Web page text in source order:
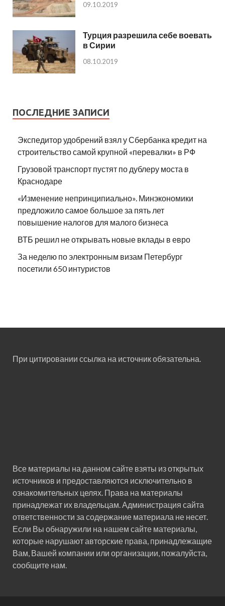
09.10.2019
Турция разрешила себе воевать
в Сирии
08.10.2019
ПОСЛЕДНИЕ ЗАПИСИ
Экспедитор удобрений взял у Сбербанка кредит на
строительство самой крупной «перевалки» в РФ
Грузовой транспорт пустят по дублеру моста в
Краснодаре
«Изменение непринципиально». Минэкономики
предложило самое большое за пять лет
повышение налогов для малого бизнеса
ВТБ решил не открывать новые вклады в евро
За неделю по электронным визам Петербург
посетили 650 интуристов
При цитировании ссылка на источник обязательна.
Все материалы на данном сайте взяты из открытых
источников и предоставляются исключительно в
ознакомительных целях. Права на материалы
принадлежат их владельцам. Администрация сайта
ответственности за содержание материала не несет.
Если Вы обнаружили на нашем сайте материалы,
которые нарушают авторские права, принадлежащие
Вам, Вашей компании или организации, пожалуйста,
сообщите нам.